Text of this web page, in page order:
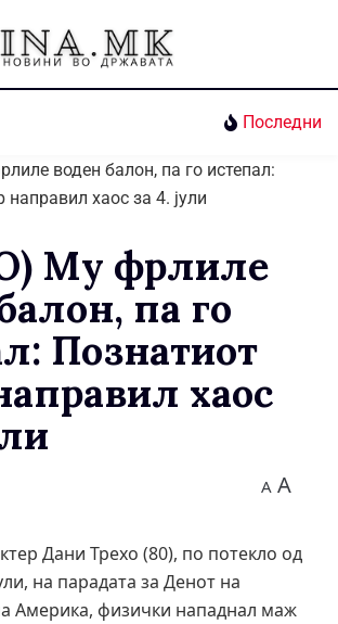
Последни
Му фрлиле
па го
Познатиот
хаос
A A
Дани Трехо (80), по потекло од
на парадата за Денот на
Америка, физички нападнал маж